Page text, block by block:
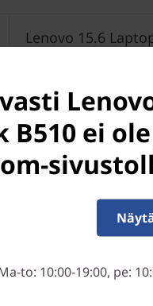
Lenovo 15.6
Black
B510 ei
to: 10:00-19:00, pe: